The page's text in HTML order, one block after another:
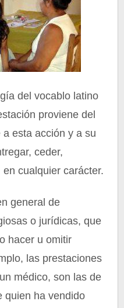
del vocablo latino
proviene del
esta acción y a su
ceder,
cualquier carácter.
general de
o jurídicas, que
hacer u omitir
las prestaciones
médico, son las de
quien ha vendido